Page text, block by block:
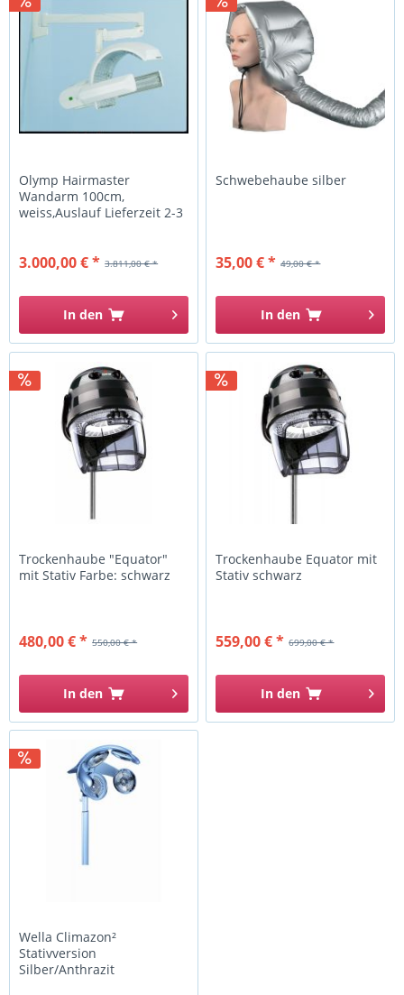
Olymp Hairmaster
Wandarm 100cm,
weiss,Auslauf Lieferzeit 2-3
3.811,00 € *
3.000,00 € *
In den
Schwebehaube silber
49,00 € *
35,00 € *
In den
Trockenhaube "Equator"
mit Stativ Farbe: schwarz
550,00 € *
480,00 € *
In den
Trockenhaube Equator mit
Stativ schwarz
699,00 € *
559,00 € *
In den
Wella Climazon²
Stativversion
Silber/Anthrazit